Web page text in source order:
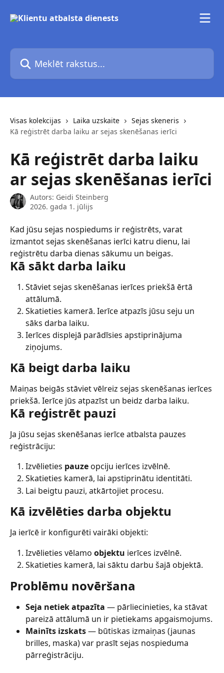
Meklēt rakstus...
Visas kolekcijas Laika uzskaite
Sejas skeneris
Kā reģistrēt darba laiku ar sejas skenēšanas ierīci
Kā reģistrēt darba laiku
ar sejas skenēšanas ierīci
Autors: Geidi Steinberg
2026. gada 1. jūlijs
Kad jūsu sejas nospiedums ir reģistrēts, varat
izmantot sejas skenēšanas ierīci katru dienu, lai
reģistrētu darba dienas sākumu un beigas.
Kā sākt darba laiku
Stāviet sejas skenēšanas ierīces priekšā ērtā
attālumā.
Skatieties kamerā. Ierīce atpazīs jūsu seju un
sāks darba laiku.
Ierīces displejā parādīsies apstiprinājuma
ziņojums.
Kā beigt darba laiku
Maiņas beigās stāviet vēlreiz sejas skenēšanas ierīces
priekšā. Ierīce jūs atpazīst un beidz darba laiku.
Kā reģistrēt pauzi
Ja jūsu sejas skenēšanas ierīce atbalsta pauzes
reģistrāciju:
Izvēlieties pauze opciju ierīces izvēlnē.
Skatieties kamerā, lai apstiprinātu identitāti.
Lai beigtu pauzi, atkārtojiet procesu.
Kā izvēlēties darba objektu
Ja ierīcē ir konfigurēti vairāki objekti:
Izvēlieties vēlamo objektu ierīces izvēlnē.
Skatieties kamerā, lai sāktu darbu šajā objektā.
Problēmu novēršana
Seja netiek atpazīta — pārliecinieties, ka stāvat
pareizā attālumā un ir pietiekams apgaismojums.
Mainīts izskats — būtiskas izmaiņas (jaunas
brilles, maska) var prasīt sejas nospieduma
pārreģistrāciju.